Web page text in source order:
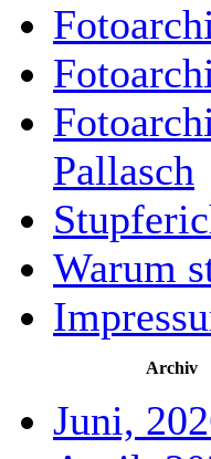
Pallasch
Warum
Archiv
Juni,